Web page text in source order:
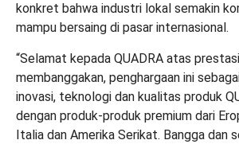
konkret bahwa industri lokal semakin
mampu bersaing di pasar internasional.
“Selamat kepada QUADRA atas
membanggakan, penghargaan ini
inovasi, teknologi dan kualitas produk
dengan produk-produk premium dari
Italia dan Amerika Serikat. Bangga dan